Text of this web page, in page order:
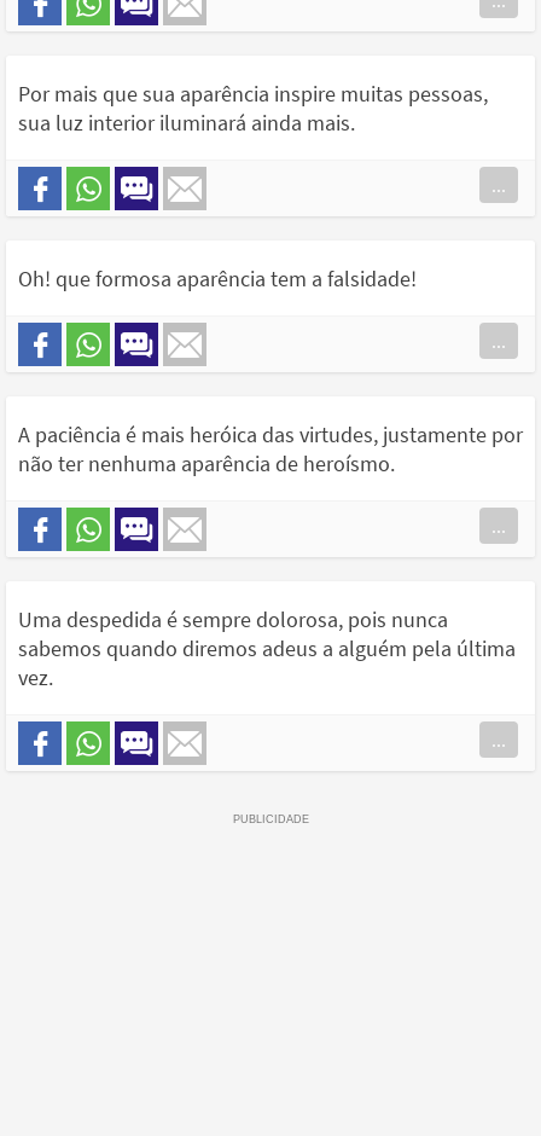
Por mais que sua aparência inspire muitas pessoas,
sua luz interior iluminará ainda mais.
...
Oh! que formosa aparência tem a falsidade!
...
A paciência é mais heróica das virtudes, justamente por
não ter nenhuma aparência de heroísmo.
...
Uma despedida é sempre dolorosa, pois nunca
sabemos quando diremos adeus a alguém pela última
vez.
...